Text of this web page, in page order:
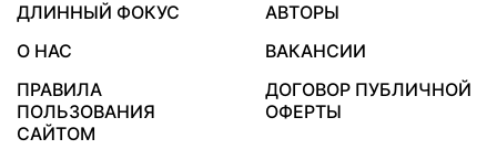
ДЛИННЫЙ ФОКУС
АВТОРЫ
О НАС
ВАКАНСИИ
ПРАВИЛА
ПОЛЬЗОВАНИЯ
САЙТОМ
ДОГОВОР ПУБЛИЧНОЙ
ОФЕРТЫ